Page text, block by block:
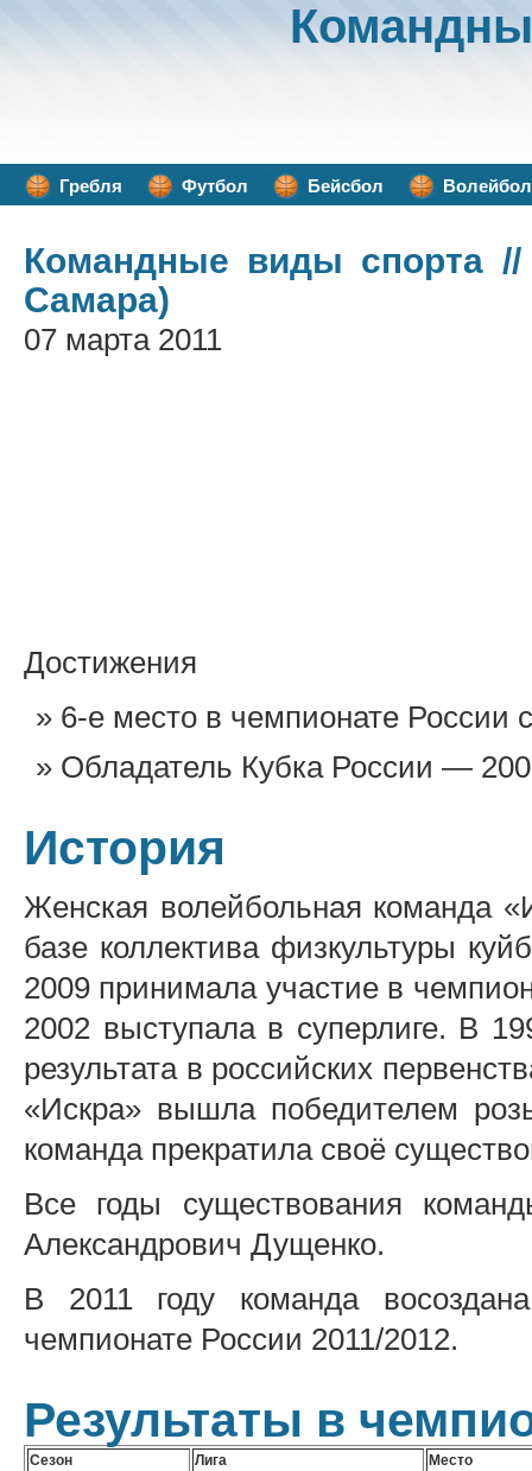
Гребля Футбол Бейсбол Волейбол
Командные виды спорта //
Самара)
07 марта 2011
Достижения
6-е место в чемпионате России
Обладатель Кубка России —
История
Женская волейбольная команда
базе коллектива физкультуры
2009 принимала участие в
2002 выступала в суперлиге. В
результата в российских
«Искра» вышла победителем
команда прекратила своё
Все годы существования
Александрович Дущенко.
В 2011 году команда
чемпионате России 2011/2012.
Результаты в
Сезон Лига
Место